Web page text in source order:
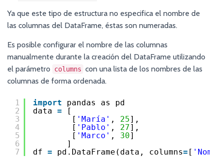
Ya que este tipo de estructura no especifica el nombre de
las columnas del DataFrame, éstas son numeradas.
Es posible configurar el nombre de las columnas
manualmente durante la creación del DataFrame utilizando
el parámetro
columns con una lista de los nombres de las
columnas de forma ordenada.
1
2
3
4
5
6
7
import
pandas as pd
data =
[
[ 'María' , 25],
[ 'Pablo' , 27],
[ 'Marco' , 30]
]
df = pd.DataFrame(data, columns= [